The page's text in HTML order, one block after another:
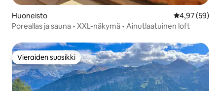
Huoneisto
4,97 (59)
Poreallas ja sauna • XXL-näkymä • Ainutlaatuinen loft
Vieraiden suosikki
Vieraiden suosikki